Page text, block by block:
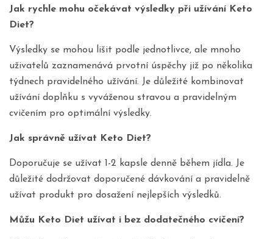
Jak rychle mohu očekávat výsledky při užívání Keto
Diet?
Výsledky se mohou lišit podle jednotlivce, ale mnoho
uživatelů zaznamenává prvotní úspěchy již po několika
týdnech pravidelného užívání. Je důležité kombinovat
užívání doplňku s vyváženou stravou a pravidelným
cvičením pro optimální výsledky.
Jak správně užívat Keto Diet?
Doporučuje se užívat 1-2 kapsle denně během jídla. Je
důležité dodržovat doporučené dávkování a pravidelně
užívat produkt pro dosažení nejlepších výsledků.
Můžu Keto Diet užívat i bez dodatečného cvičení?